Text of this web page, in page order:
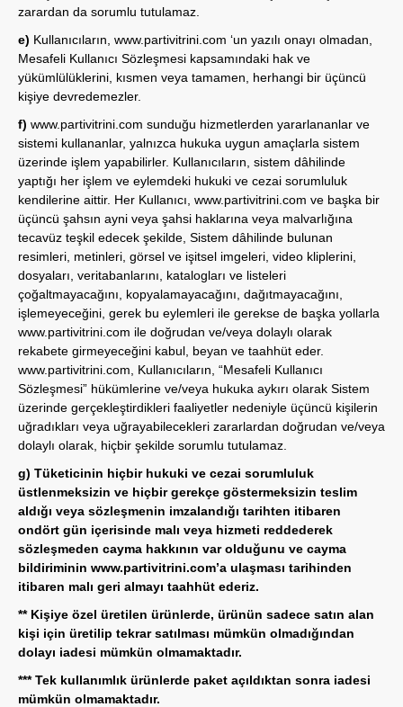
zarardan da sorumlu tutulamaz.
e) Kullanıcıların, www.partivitrini.com ‘un yazılı onayı olmadan,
Mesafeli Kullanıcı Sözleşmesi kapsamındaki hak ve
yükümlülüklerini, kısmen veya tamamen, herhangi bir üçüncü
kişiye devredemezler.
f) www.partivitrini.com sunduğu hizmetlerden yararlananlar ve
sistemi kullananlar, yalnızca hukuka uygun amaçlarla sistem
üzerinde işlem yapabilirler. Kullanıcıların, sistem dâhilinde
yaptığı her işlem ve eylemdeki hukuki ve cezai sorumluluk
kendilerine aittir. Her Kullanıcı, www.partivitrini.com ve başka bir
üçüncü şahsın ayni veya şahsi haklarına veya malvarlığına
tecavüz teşkil edecek şekilde, Sistem dâhilinde bulunan
resimleri, metinleri, görsel ve işitsel imgeleri, video kliplerini,
dosyaları, veritabanlarını, katalogları ve listeleri
çoğaltmayacağını, kopyalamayacağını, dağıtmayacağını,
işlemeyeceğini, gerek bu eylemleri ile gerekse de başka yollarla
www.partivitrini.com ile doğrudan ve/veya dolaylı olarak
rekabete girmeyeceğini kabul, beyan ve taahhüt eder.
www.partivitrini.com , Kullanıcıların, “Mesafeli Kullanıcı
Sözleşmesi” hükümlerine ve/veya hukuka aykırı olarak Sistem
üzerinde gerçekleştirdikleri faaliyetler nedeniyle üçüncü kişilerin
uğradıkları veya uğrayabilecekleri zararlardan doğrudan ve/veya
dolaylı olarak, hiçbir şekilde sorumlu tutulamaz.
g) Tüketicinin hiçbir hukuki ve cezai sorumluluk
üstlenmeksizin ve hiçbir gerekçe göstermeksizin teslim
aldığı veya sözleşmenin imzalandığı tarihten itibaren
ondört gün içerisinde malı veya hizmeti reddederek
sözleşmeden cayma hakkının var olduğunu ve cayma
bildiriminin www.partivitrini.com’a ulaşması tarihinden
itibaren malı geri almayı taahhüt ederiz.
** Kişiye özel üretilen ürünlerde, ürünün sadece satın alan
kişi için üretilip tekrar satılması mümkün olmadığından
dolayı iadesi mümkün olmamaktadır.
***Tek kullanımlık ürünlerde paket açıldıktan sonra iadesi
mümkün olmamaktadır.